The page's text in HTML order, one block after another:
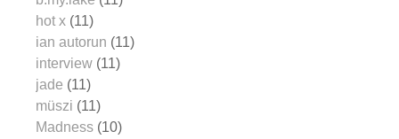
hot x (11)
ian autorun (11)
interview (11)
jade (11)
müszi (11)
Madness (10)